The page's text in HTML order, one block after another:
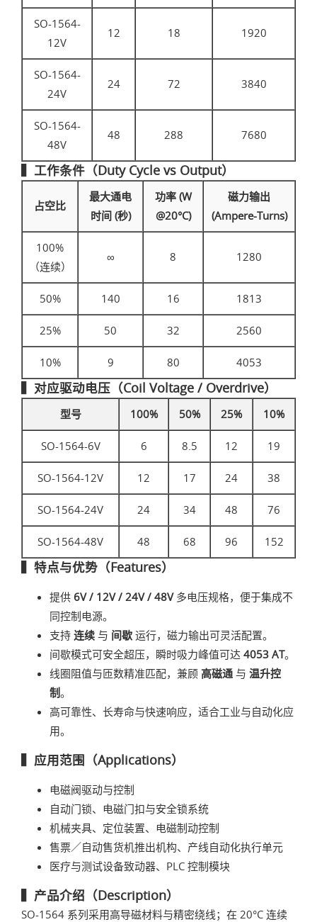
SO-1564-
12V
12 18 1920
SO-1564-
24V
24 72 3840
SO-1564-
48V
48 288 7680
▍工作条件（Duty Cycle vs Output）
占空比
最大通电
时间 (秒)
功率 (W
@20°C)
磁力输出
(Ampere-Turns)
100%
（连续）
∞ 8 1280
50% 140 16 1813
25% 50 32 2560
10% 9 80 4053
▍对应驱动电压（Coil Voltage / Overdrive）
型号 100% 50% 25% 10%
SO-1564-6V 6 8.5 12 19
SO-1564-12V 12 17 24 38
SO-1564-24V 24 34 48 76
SO-1564-48V 48 68 96 152
▍特点与优势（Features）
提供 6V / 12V / 24V / 48V多电压规格，便于集成不
同控制电源。
支持 连续 与 间歇 运行，磁力输出可灵活配置。
间歇模式可安全超压，瞬时吸力峰值可达 4053 AT。
线圈阻值与匝数精准匹配，兼顾 高磁通 与 温升控
制。
高可靠性、长寿命与快速响应，适合工业与自动化应
用。
▍应用范围（Applications）
电磁阀驱动与控制
自动门锁、电磁门扣与安全锁系统
机械夹具、定位装置、电磁制动控制
售票／自动售货机推出机构、产线自动化执行单元
医疗与测试设备致动器、PLC 控制模块
▍产品介绍（Description）
SO-1564 系列采用高导磁材料与精密绕线；在 20°C 连续